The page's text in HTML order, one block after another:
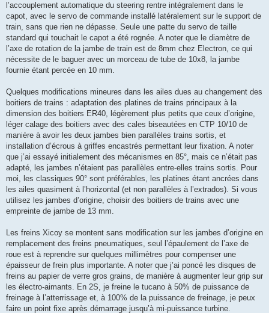
l’accouplement automatique du steering rentre intégralement dans le
capot, avec le servo de commande installé latéralement sur le support de
train, sans que rien ne dépasse. Seule une patte du servo de taille
standard qui touchait le capot a été rognée. A noter que le diamètre de
l’axe de rotation de la jambe de train est de 8mm chez Electron, ce qui
nécessite de le baguer avec un morceau de tube de 10x8, la jambe
fournie étant percée en 10 mm.
Quelques modifications mineures dans les ailes dues au changement des
boitiers de trains : adaptation des platines de trains principaux à la
dimension des boitiers ER40, légèrement plus petits que ceux d’origine,
léger calage des boitiers avec des cales biseautées en CTP 10/10 de
manière à avoir les deux jambes bien parallèles trains sortis, et
installation d’écrous à griffes encastrés permettant leur fixation. A noter
que j’ai essayé initialement des mécanismes en 85°, mais ce n’était pas
adapté, les jambes n’étaient pas parallèles entre-elles trains sortis. Pour
moi, les classiques 90° sont préférables, les platines étant ancrées dans
les ailes quasiment à l’horizontal (et non parallèles à l’extrados). Si vous
utilisez les jambes d’origine, choisir des boitiers de trains avec une
empreinte de jambe de 13 mm.
Les freins Xicoy se montent sans modification sur les jambes d’origine en
remplacement des freins pneumatiques, seul l’épaulement de l’axe de
roue est à reprendre sur quelques millimètres pour compenser une
épaisseur de frein plus importante. A noter que j’ai poncé les disques de
freins au papier de verre gros grains, de manière à augmenter leur grip sur
les électro-aimants. En 2S, je freine le tucano à 50% de puissance de
freinage à l’atterrissage et, à 100% de la puissance de freinage, je peux
faire un point fixe après démarrage jusqu’à mi-puissance turbine.